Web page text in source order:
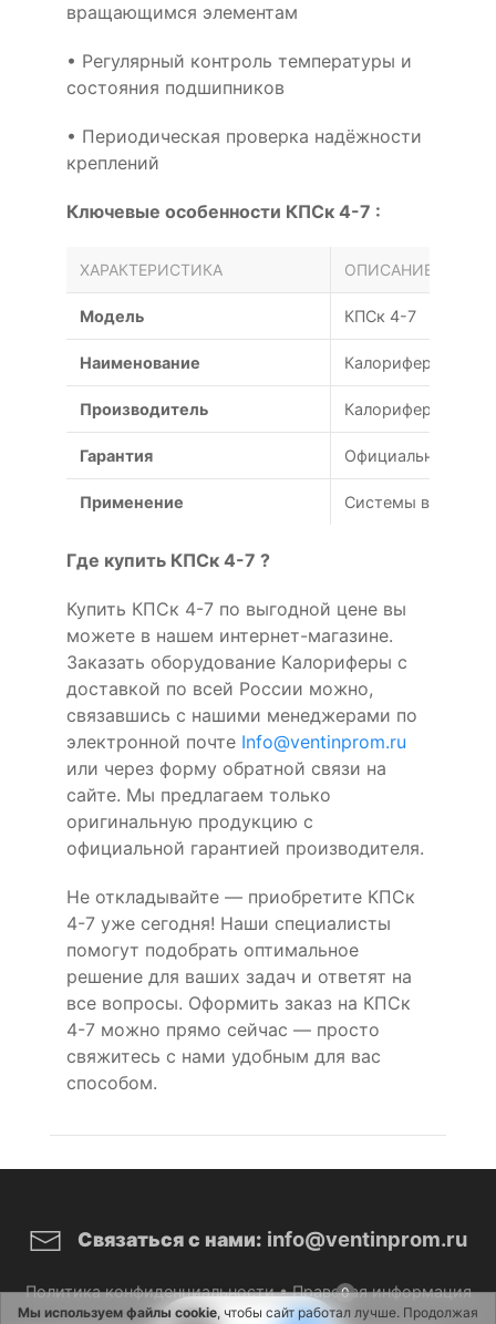
0
вращающимся элементам
• Регулярный контроль температуры и
состояния подшипников
• Периодическая проверка надёжности
креплений
Ключевые особенности КПСк 4-7 :
ХАРАКТЕРИСТИКА ОПИСАНИЕ
Модель КПСк 4-7
Наименование Калорифер
Производитель Калориферы
Гарантия Официальная
Применение Системы
Где купить КПСк 4-7 ?
Купить КПСк 4-7 по выгодной цене вы
можете в нашем интернет-магазине.
Заказать оборудование Калориферы с
доставкой по всей России можно,
связавшись с нашими менеджерами по
электронной почте Info@ventinprom.ru
или через форму обратной связи на
сайте. Мы предлагаем только
оригинальную продукцию с
официальной гарантией производителя.
Не откладывайте — приобретите КПСк
4-7 уже сегодня! Наши специалисты
помогут подобрать оптимальное
решение для ваших задач и ответят на
все вопросы. Оформить заказ на КПСк
4-7 можно прямо сейчас — просто
свяжитесь с нами удобным для вас
способом.
Связаться с нами: info@ventinprom.ru
Политика конфиденциальности•Правовая информация
Мы используем файлы cookie, чтобы сайт работал лучше. Продолжая